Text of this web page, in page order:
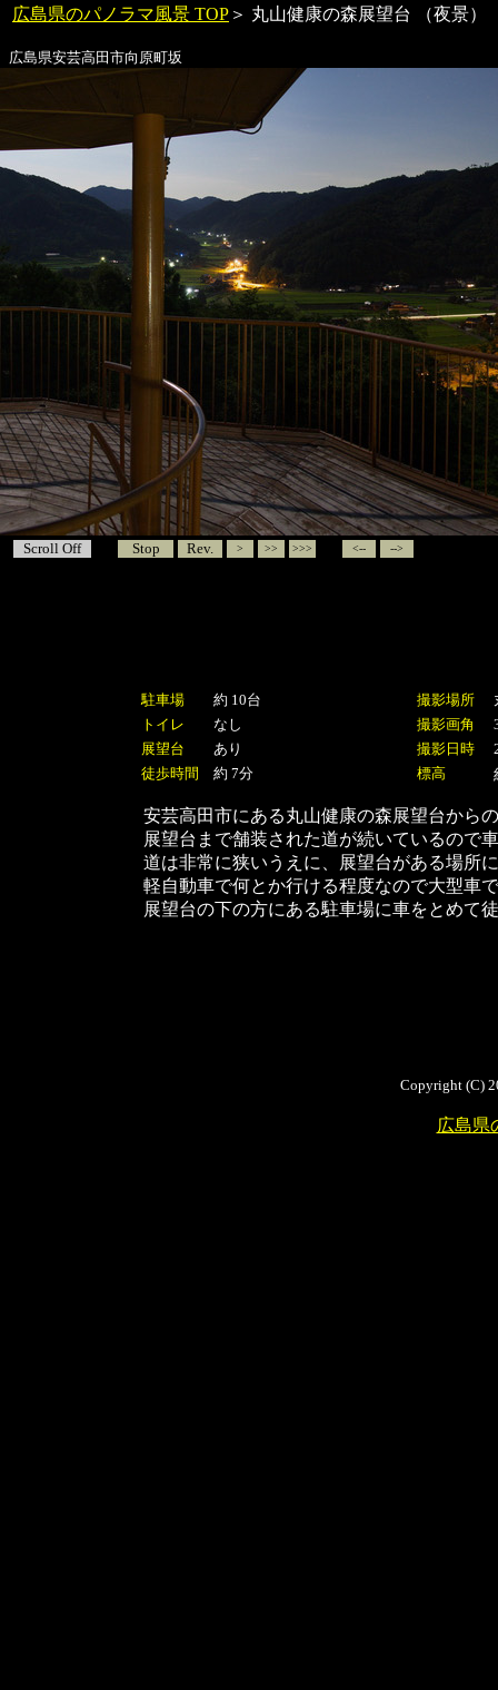
広島県のパノラマ風景 TOP ＞ 丸山健康の森展望台 （夜
広島県安芸高田市向原町坂
Scroll Off Stop Rev. > >> >>> <-- -->
駐車場 約 10台 撮影場所
トイレ
なし 撮影画角
展望台
あり 撮影日時
徒歩時間
約 7分 標高
安芸高田市にある丸山健康の森展望台から
展望台まで舗装された道が続いているので
道は非常に狭いうえに、展望台がある場所
軽自動車で何とか行ける程度なので大型車
展望台の下の方にある駐車場に車をとめて
Copyright (C)
広島県